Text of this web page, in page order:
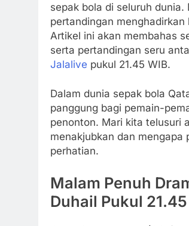
sepak bola di seluruh
pertandingan
Artikel ini akan membahas
serta pertandingan seru
Jalalive pukul 21.45 WIB.
Dalam dunia sepak bola
panggung bagi pemain-
penonton. Mari kita telusuri
menakjubkan dan mengapa
perhatian.
Malam Penuh
Duhail Pukul